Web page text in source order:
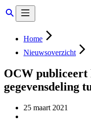
Home
Nieuwsoverzicht
OCW
gegevensdeling
25 maart 2021